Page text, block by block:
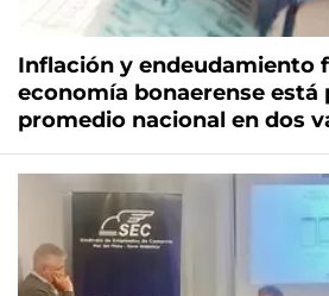
Inflación y endeudamiento
economía bonaerense está
promedio nacional en dos